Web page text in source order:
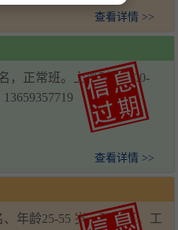
查看详情 >>
，正常班。上班时间8:00-
查看详情 >>
年龄25-55 岁、正常班。工